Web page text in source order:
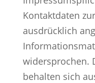
Kontaktdaten
ausdrücklich
widersprochen.
behalten sich